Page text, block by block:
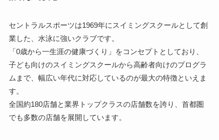
セントラルスポーツは1969年にスイミングスクールとして創
業した、水泳に強いクラブです。
「0歳から一生涯の健康づくり」をコンセプトとしており、
子ども向けのスイミングスクールから高齢者向けのプログラ
ムまで、幅広い年代に対応しているのが最大の特徴といえま
す。
全国約180店舗と業界トップクラスの店舗数を誇り、首都圏
でも多数の店舗を展開しています。